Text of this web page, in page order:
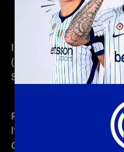
Il Ticket Corner
(Galleria Passarella 2,
San Siro non sono più
Per l’acquisto/rinnovo
l’acquisto di biglietti ci
Castello, secondo i